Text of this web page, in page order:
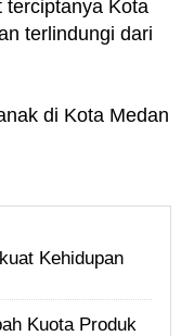
terciptanya Kota
terlindungi dari
di Kota Medan
Kehidupan
Kuota Produk